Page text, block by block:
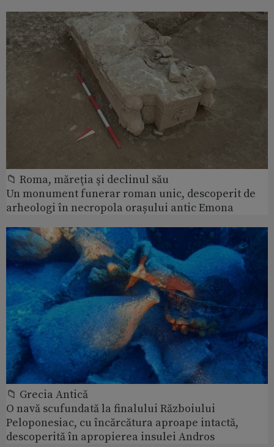
📁 Roma, măreţia şi declinul său
Un monument funerar roman unic, descoperit de
arheologi în necropola orașului antic Emona
📁 Grecia Antică
O navă scufundată la finalului Războiului
Peloponesiac, cu încărcătura aproape intactă,
descoperită în apropierea insulei Andros